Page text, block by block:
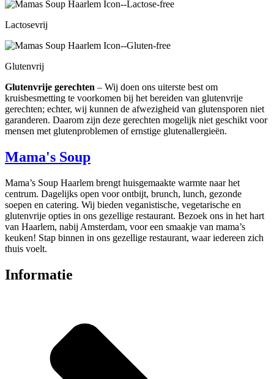
Lactosevrij
Glutenvrij
Glutenvrije gerechten – Wij doen ons uiterste best om
kruisbesmetting te voorkomen bij het bereiden van glutenvrije
gerechten; echter, wij kunnen de afwezigheid van glutensporen niet
garanderen. Daarom zijn deze gerechten mogelijk niet geschikt voor
mensen met glutenproblemen of ernstige glutenallergieën.
Mama's Soup
Mama’s Soup Haarlem brengt huisgemaakte warmte naar het
centrum. Dagelijks open voor ontbijt, brunch, lunch, gezonde
soepen en catering. Wij bieden veganistische, vegetarische en
glutenvrije opties in ons gezellige restaurant. Bezoek ons in het hart
van Haarlem, nabij Amsterdam, voor een smaakje van mama’s
keuken! Stap binnen in ons gezellige restaurant, waar iedereen zich
thuis voelt.
Informatie